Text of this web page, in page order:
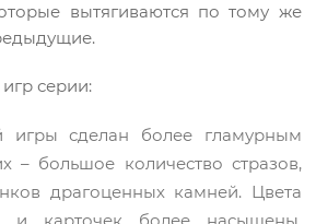
вытягиваются по тому же
серии:
игры сделан более гламурным
– большое количество стразов,
драгоценных камней. Цвета